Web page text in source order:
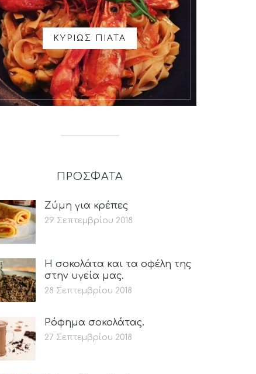
ΚΥΡΙΩΣ ΠΙΑΤΑ
ΠΡΟΣΦΑΤΑ
Ζύμη για κρέπες
29 Σεπτεμβρίου 2018
Η σοκολάτα και τα οφέλη της
στην υγεία μας.
28 Σεπτεμβρίου 2018
Ρόφημα σοκολάτας.
27 Σεπτεμβρίου 2018